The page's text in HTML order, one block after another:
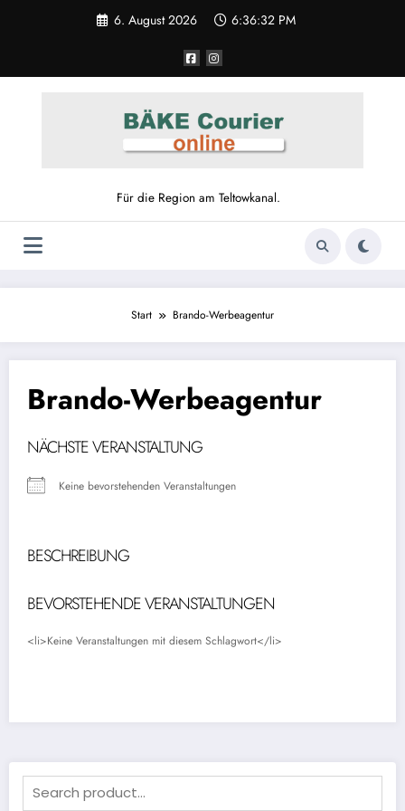
6. August 2026 6:36:32 PM
Für die Region am Teltowkanal.
Start Brando-Werbeagentur
Brando-Werbeagentur
NÄCHSTE VERANSTALTUNG
Keine bevorstehenden Veranstaltungen
BESCHREIBUNG
BEVORSTEHENDE VERANSTALTUNGEN
<li>Keine Veranstaltungen mit diesem Schlagwort</li>